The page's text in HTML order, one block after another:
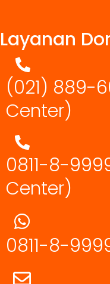
Layanan
(021) 889-
Center)
0811-8-
Center)
0811-8-